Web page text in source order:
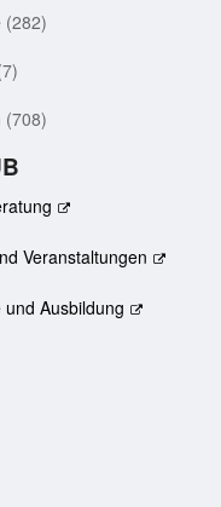
(282)
(708)
Veranstaltungen
Ausbildung